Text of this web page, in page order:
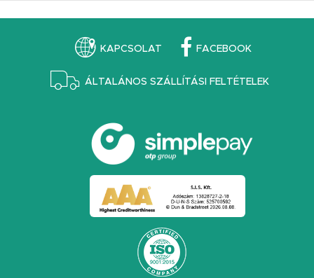
KAPCSOLAT FACEBOOK
ÁLTALÁNOS SZÁLLÍTÁSI FELTÉTELEK